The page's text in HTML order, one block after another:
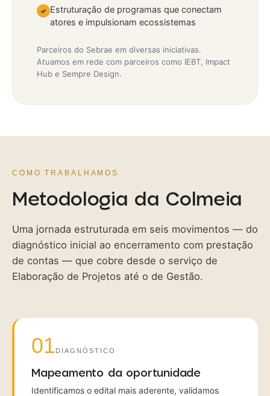
✓ Estruturação de programas que conectam
atores e impulsionam ecossistemas
Parceiros do Sebrae em diversas iniciativas.
Atuamos em rede com parceiros como IEBT, Impact
Hub e Sempre Design.
COMO TRABALHAMOS
Metodologia da Colmeia
Uma jornada estruturada em seis movimentos — do
diagnóstico inicial ao encerramento com prestação
de contas — que cobre desde o serviço de
Elaboração de Projetos até o de Gestão.
01DIAGNÓSTICO
Mapeamento da oportunidade
Identificamos o edital mais aderente, validamos